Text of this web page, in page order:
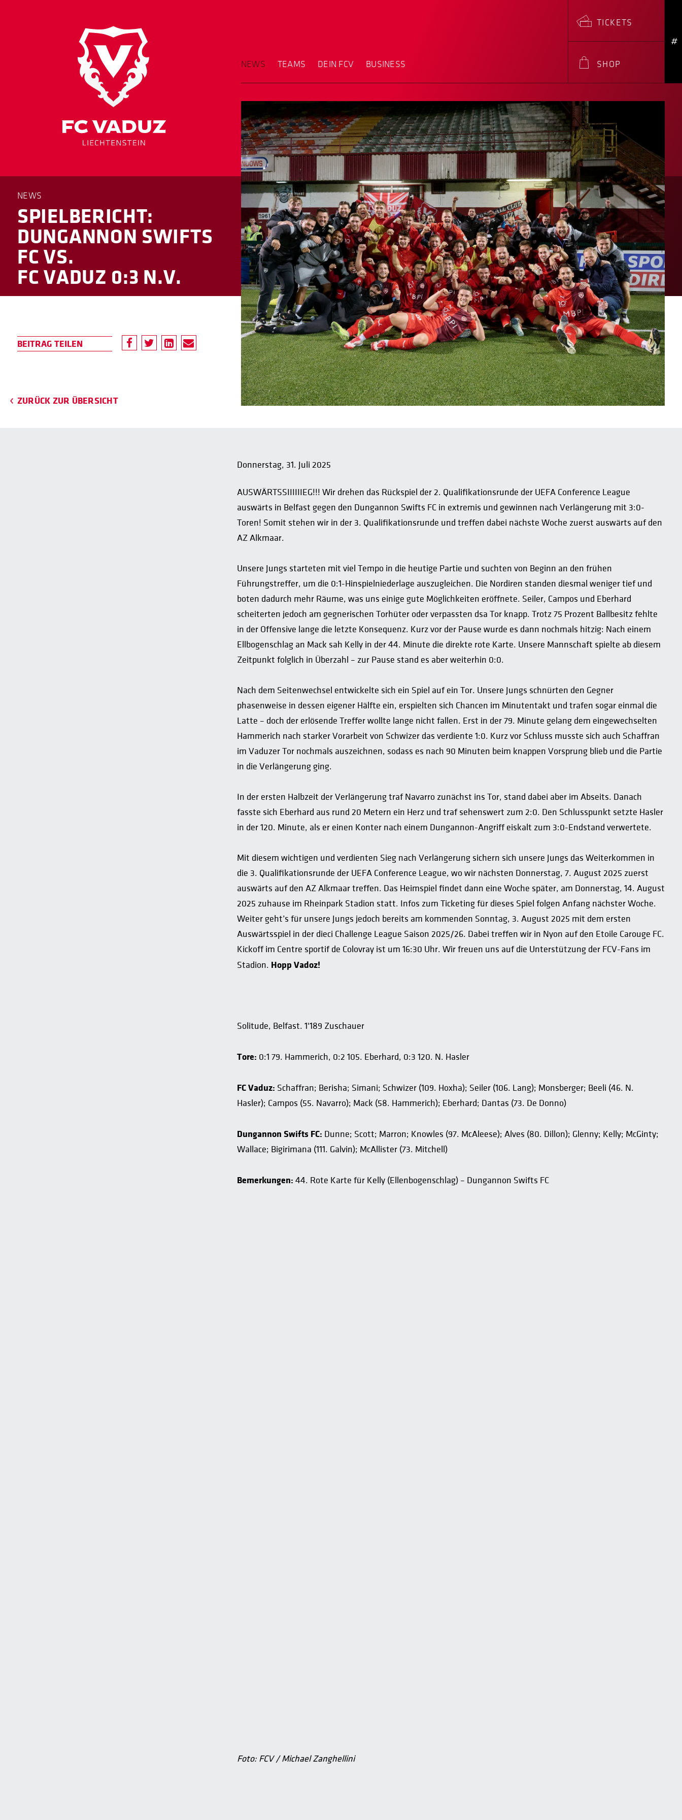
NEWS TEAMS DEIN FCV BUSINESS
TICKETS
SHOP
#
NEWS
SPIELBERICHT:
DUNGANNON SWIFTS
FC VS.
FC VADUZ 0:3 N.V.
ZURÜCK ZUR ÜBERSICHT
Donnerstag, 31. Juli 2025
AUSWÄRTSSIIIIIIEG!!! Wir drehen das Rückspiel der 2. Qualifikationsrunde der UEFA Conference League
auswärts in Belfast gegen den Dungannon Swifts FC in extremis und gewinnen nach Verlängerung mit 3:0-
Toren! Somit stehen wir in der 3. Qualifikationsrunde und treffen dabei nächste Woche zuerst auswärts auf den
AZ Alkmaar.
Unsere Jungs starteten mit viel Tempo in die heutige Partie und suchten von Beginn an den frühen
Führungstreffer, um die 0:1-Hinspielniederlage auszugleichen. Die Nordiren standen diesmal weniger tief und
boten dadurch mehr Räume, was uns einige gute Möglichkeiten eröffnete. Seiler, Campos und Eberhard
scheiterten jedoch am gegnerischen Torhüter oder verpassten dsa Tor knapp. Trotz 75 Prozent Ballbesitz fehlte
in der Offensive lange die letzte Konsequenz. Kurz vor der Pause wurde es dann nochmals hitzig: Nach einem
Ellbogenschlag an Mack sah Kelly in der 44. Minute die direkte rote Karte. Unsere Mannschaft spielte ab diesem
Zeitpunkt folglich in Überzahl – zur Pause stand es aber weiterhin 0:0.
Nach dem Seitenwechsel entwickelte sich ein Spiel auf ein Tor. Unsere Jungs schnürten den Gegner
phasenweise in dessen eigener Hälfte ein, erspielten sich Chancen im Minutentakt und trafen sogar einmal die
Latte – doch der erlösende Treffer wollte lange nicht fallen. Erst in der 79. Minute gelang dem eingewechselten
Hammerich nach starker Vorarbeit von Schwizer das verdiente 1:0. Kurz vor Schluss musste sich auch Schaffran
im Vaduzer Tor nochmals auszeichnen, sodass es nach 90 Minuten beim knappen Vorsprung blieb und die Partie
in die Verlängerung ging.
In der ersten Halbzeit der Verlängerung traf Navarro zunächst ins Tor, stand dabei aber im Abseits. Danach
fasste sich Eberhard aus rund 20 Metern ein Herz und traf sehenswert zum 2:0. Den Schlusspunkt setzte Hasler
in der 120. Minute, als er einen Konter nach einem Dungannon-Angriff eiskalt zum 3:0-Endstand verwertete.
Mit diesem wichtigen und verdienten Sieg nach Verlängerung sichern sich unsere Jungs das Weiterkommen in
die 3. Qualifikationsrunde der UEFA Conference League, wo wir nächsten Donnerstag, 7. August 2025 zuerst
auswärts auf den AZ Alkmaar treffen. Das Heimspiel findet dann eine Woche später, am Donnerstag, 14. August
2025 zuhause im Rheinpark Stadion statt. Infos zum Ticketing für dieses Spiel folgen Anfang nächster Woche.
Weiter geht’s für unsere Jungs jedoch bereits am kommenden Sonntag, 3. August 2025 mit dem ersten
Auswärtsspiel in der dieci Challenge League Saison 2025/26. Dabei treffen wir in Nyon auf den Etoile Carouge FC.
Kickoff im Centre sportif de Colovray ist um 16:30 Uhr. Wir freuen uns auf die Unterstützung der FCV-Fans im
Stadion. Hopp Vadoz!
Solitude, Belfast. 1'189 Zuschauer
Tore: 0:1 79. Hammerich, 0:2 105. Eberhard, 0:3 120. N. Hasler
FC Vaduz: Schaffran; Berisha; Simani; Schwizer (109. Hoxha); Seiler (106. Lang); Monsberger; Beeli (46. N.
Hasler); Campos (55. Navarro); Mack (58. Hammerich); Eberhard; Dantas (73. De Donno)
Dungannon Swifts FC: Dunne; Scott; Marron; Knowles (97. McAleese); Alves (80. Dillon); Glenny; Kelly; McGinty;
Wallace; Bigirimana (111. Galvin); McAllister (73. Mitchell)
Bemerkungen: 44. Rote Karte für Kelly (Ellenbogenschlag) – Dungannon Swifts FC
Foto: FCV / Michael Zanghellini